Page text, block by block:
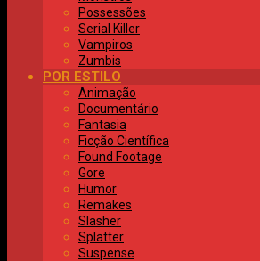
Possessões
Serial Killer
Vampiros
Zumbis
POR ESTILO
Animação
Documentário
Fantasia
Ficção Científica
Found Footage
Gore
Humor
Remakes
Slasher
Splatter
Suspense